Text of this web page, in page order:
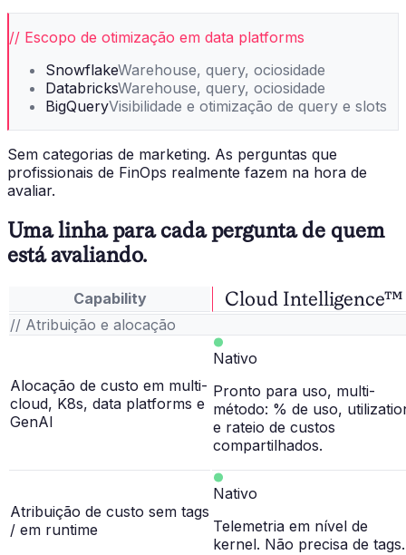
// Escopo de otimização em data platforms
SnowflakeWarehouse, query, ociosidade
DatabricksWarehouse, query, ociosidade
BigQueryVisibilidade e otimização de query e slots
Sem categorias de marketing. As perguntas que
profissionais de FinOps realmente fazem na hora de
avaliar.
Uma linha para cada pergunta de quem
está avaliando.
Capability Cloud Intelligence™
// Atribuição e alocação
Alocação de custo em multi-
cloud, K8s, data platforms e
GenAI
Nativo
Pronto para uso, multi-
método: % de uso,
e rateio de custos
compartilhados.
Atribuição de custo sem tags
/ em runtime
Nativo
Telemetria em nível de
kernel. Não precisa de tags.